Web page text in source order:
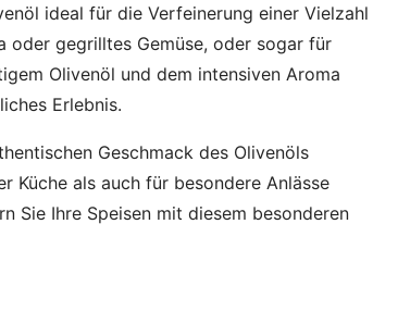
ideal für die Verfeinerung einer Vielzahl
oder gegrilltes Gemüse, oder sogar für
Olivenöl und dem intensiven Aroma
Erlebnis.
Geschmack des Olivenöls
Küche als auch für besondere Anlässe
Sie Ihre Speisen mit diesem besonderen